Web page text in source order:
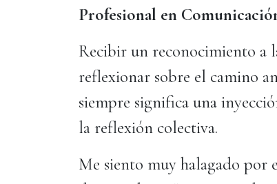
Profesional en
Recibir un reconocimiento a
reflexionar sobre el camino
siempre significa una
la reflexión colectiva.
Me siento muy halagado por